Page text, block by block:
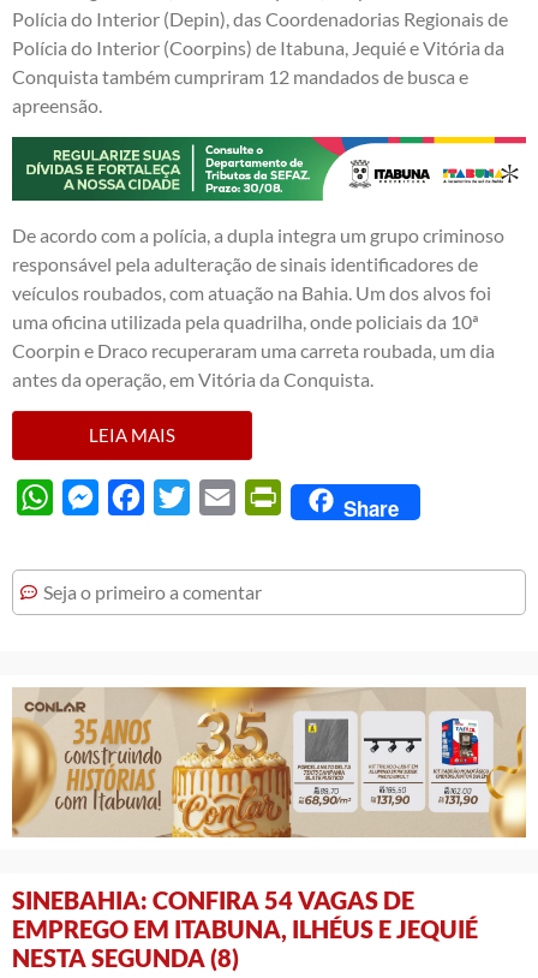
Polícia do Interior (Depin), das Coordenadorias Regionais de
Polícia do Interior (Coorpins) de Itabuna, Jequié e Vitória da
Conquista também cumpriram 12 mandados de busca e
apreensão.
De acordo com a polícia, a dupla integra um grupo criminoso
responsável pela adulteração de sinais identificadores de
veículos roubados, com atuação na Bahia. Um dos alvos foi
uma oficina utilizada pela quadrilha, onde policiais da 10ª
Coorpin e Draco recuperaram uma carreta roubada, um dia
antes da operação, em Vitória da Conquista.
LEIA MAIS
WhatsAppMessengerFacebook
Twitter Email PrintFriendly
Share
Seja o primeiro a comentar
SINEBAHIA: CONFIRA 54 VAGAS DE
EMPREGO EM ITABUNA, ILHÉUS E JEQUIÉ
NESTA SEGUNDA (8)